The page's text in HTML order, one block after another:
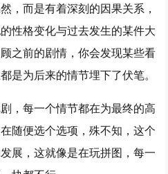
，而是有着深刻的因果关系，
性格变化与过去发生的某件大
之前的剧情，你会发现某些看
是为后来的情节埋下了伏笔。
，每一个情节都在为最终的高
随便选个选项，殊不知，这个
展，这就像是在玩拼图，每一